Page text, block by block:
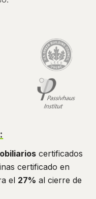
certificados
certificado en
el 27% al cierre de